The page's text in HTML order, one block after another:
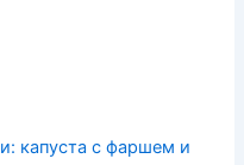
капуста с фаршем и